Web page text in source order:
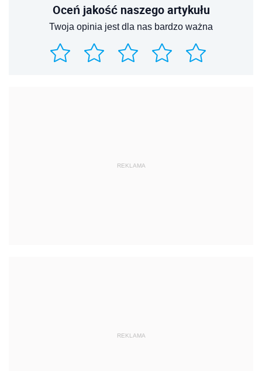
Oceń jakość naszego artykułu
Twoja opinia jest dla nas bardzo ważna
REKLAMA
REKLAMA